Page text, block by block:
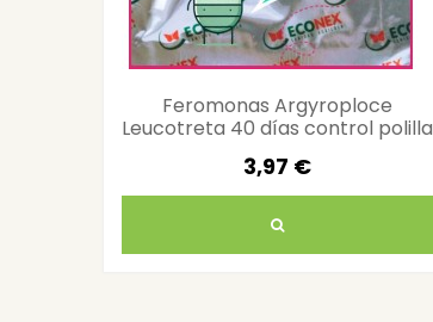
Feromonas Argyroploce
Leucotreta 40 días control polilla
3,97 €